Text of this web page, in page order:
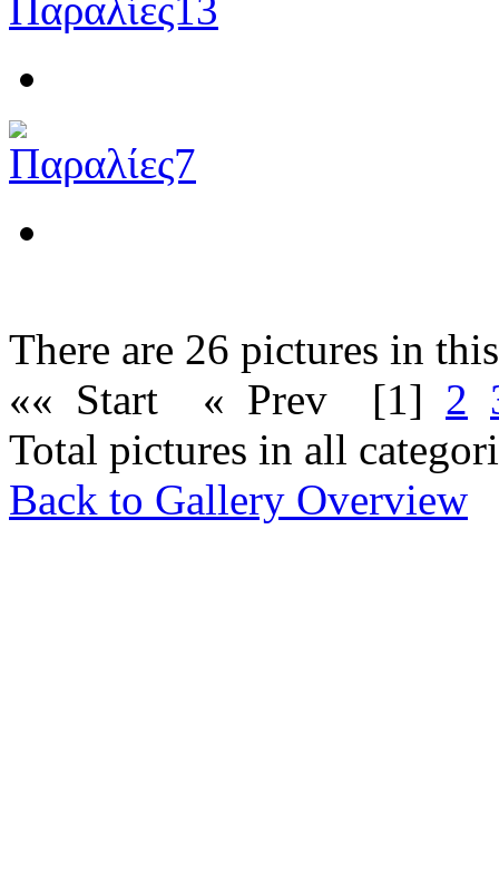
There are 26 pictures in
«« Start
« Prev [1] 2
Total pictures in all
Back to Gallery Overview